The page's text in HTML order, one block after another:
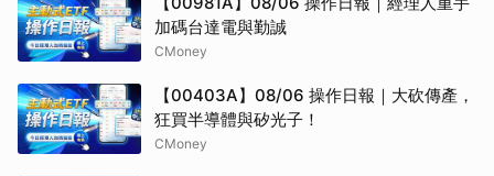
加碼台達電與勤誠
CMoney
【00403A】08/06 操作日報｜大砍傳產，
狂買半導體與矽光子！
CMoney